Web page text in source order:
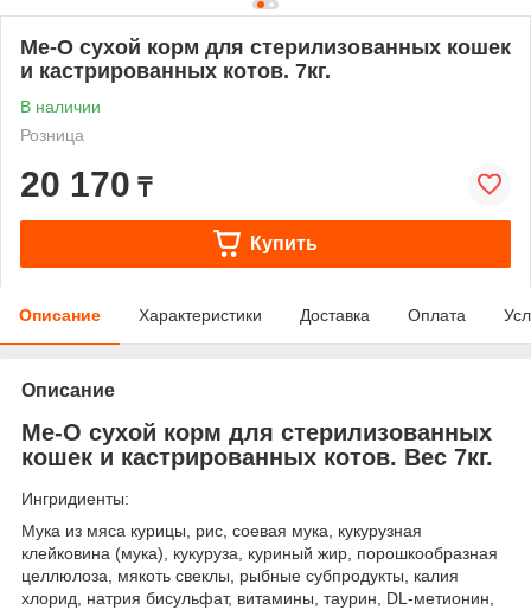
Me-O сухой корм для стерилизованных кошек
и кастрированных котов. 7кг.
В наличии
Розница
20 170 ₸
Купить
Описание Характеристики Доставка Оплата
Описание
Me-O сухой корм для стерилизованных
кошек и кастрированных котов. Вес 7кг.
Ингридиенты:
Мука из мяса курицы, рис, соевая мука, кукурузная
клейковина (мука), кукуруза, куриный жир, порошкообразная
целлюлоза, мякоть свеклы, рыбные субпродукты, калия
хлорид, натрия бисульфат, витамины, таурин, DL-метионин,